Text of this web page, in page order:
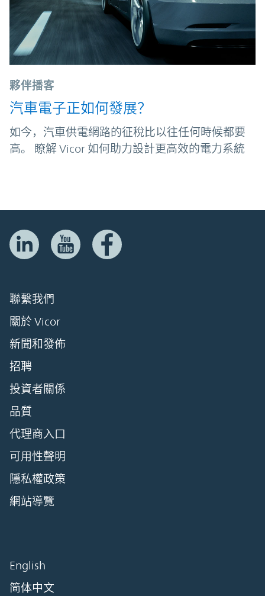
夥伴播客
汽車電子正如何發展？
如今，汽車供電網路的征稅比以往任何時候都要
高。 瞭解 Vicor 如何助力設計更高效的電力系統
聯繫我們
關於 Vicor
新聞和發佈
招聘
投資者關係
品質
代理商入口
可用性聲明
隱私權政策
網站導覽
English
简体中文